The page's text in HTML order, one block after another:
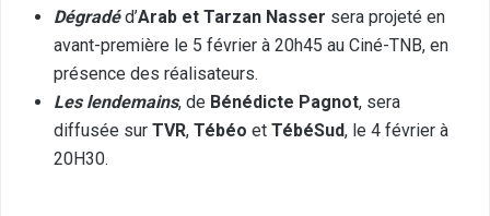
Dégradéd’Arab et Tarzan Nasser sera projeté en
avant-première le 5 février à 20h45 au Ciné-TNB, en
présence des réalisateurs.
Les lendemains, de Bénédicte Pagnot, sera
diffusée sur TVR, Tébéo et TébéSud, le 4 février à
20H30.